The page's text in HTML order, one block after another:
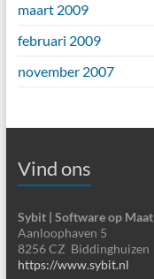
maart 2009
februari 2009
november 2007
Vind ons
Sybit | Software op Maat
Aanloophaven 5
8256 CZ Biddinghuizen
https://www.sybit.nl